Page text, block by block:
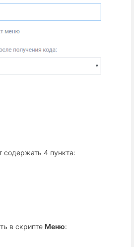
4 пункта:
в скрипте Меню: